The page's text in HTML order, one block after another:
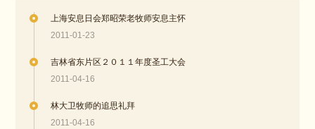
上海安息日会郑昭荣老牧师安息主怀
2011-01-23
吉林省东片区２０１１年度圣工大会
2011-04-16
林大卫牧师的追思礼拜
2011-04-16